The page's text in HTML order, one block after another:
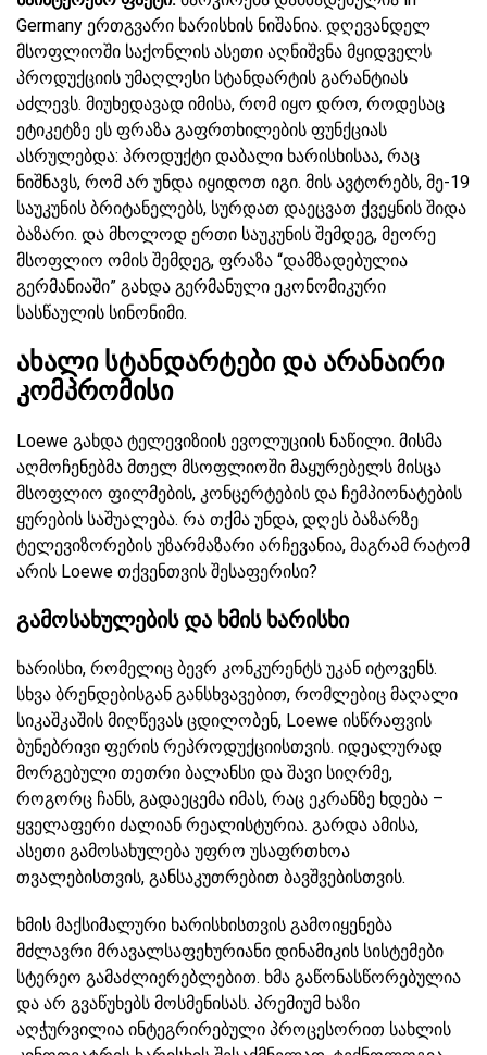
Germany ერთგვარი ხარისხის ნიშანია. დღევანდელ
მსოფლიოში საქონლის ასეთი აღნიშვნა მყიდველს
პროდუქციის უმაღლესი სტანდარტის გარანტიას
აძლევს. მიუხედავად იმისა, რომ იყო დრო, როდესაც
ეტიკეტზე ეს ფრაზა გაფრთხილების ფუნქციას
ასრულებდა: პროდუქტი დაბალი ხარისხისაა, რაც
ნიშნავს, რომ არ უნდა იყიდოთ იგი. მის ავტორებს, მე-19
საუკუნის ბრიტანელებს, სურდათ დაეცვათ ქვეყნის შიდა
ბაზარი. და მხოლოდ ერთი საუკუნის შემდეგ, მეორე
მსოფლიო ომის შემდეგ, ფრაზა “დამზადებულია
გერმანიაში” გახდა გერმანული ეკონომიკური
სასწაულის სინონიმი.
ახალი სტანდარტები და არანაირი
კომპრომისი
Loewe გახდა ტელევიზიის ევოლუციის ნაწილი. მისმა
აღმოჩენებმა მთელ მსოფლიოში მაყურებელს მისცა
მსოფლიო ფილმების, კონცერტების და ჩემპიონატების
ყურების საშუალება. რა თქმა უნდა, დღეს ბაზარზე
ტელევიზორების უზარმაზარი არჩევანია, მაგრამ რატომ
არის Loewe თქვენთვის შესაფერისი?
გამოსახულების და ხმის ხარისხი
ხარისხი, რომელიც ბევრ კონკურენტს უკან იტოვენს.
სხვა ბრენდებისგან განსხვავებით, რომლებიც მაღალი
სიკაშკაშის მიღწევას ცდილობენ, Loewe ისწრაფვის
ბუნებრივი ფერის რეპროდუქციისთვის. იდეალურად
მორგებული თეთრი ბალანსი და შავი სიღრმე,
როგორც ჩანს, გადაეცემა იმას, რაც ეკრანზე ხდება –
ყველაფერი ძალიან რეალისტურია. გარდა ამისა,
ასეთი გამოსახულება უფრო უსაფრთხოა
თვალებისთვის, განსაკუთრებით ბავშვებისთვის.
ხმის მაქსიმალური ხარისხისთვის გამოიყენება
მძლავრი მრავალსაფეხურიანი დინამიკის სისტემები
სტერეო გამაძლიერებლებით. ხმა გაწონასწორებულია
და არ გვაწუხებს მოსმენისას. პრემიუმ ხაზი
აღჭურვილია ინტეგრირებული პროცესორით სახლის